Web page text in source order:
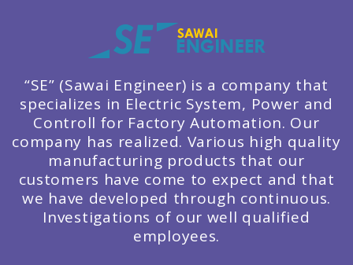
“SE” (Sawai Engineer) is a company that
specializes in Electric System, Power and
Controll for Factory Automation. Our
company has realized. Various high quality
manufacturing products that our
customers have come to expect and that
we have developed through continuous.
Investigations of our well qualified
employees.